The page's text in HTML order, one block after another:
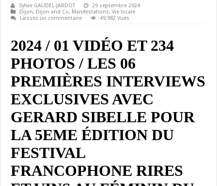
Sylvie GAUDEL-JARDOT
29 septembre 2024
Dijon, Dijon and Co, Manifestations,Vie locale
Laissez un commentaire
49,982 Vues
2024 / 01 VIDÉO ET 234
PHOTOS / LES 06
PREMIÈRES INTERVIEWS
EXCLUSIVES AVEC
GERARD SIBELLE POUR
LA 5EME ÉDITION DU
FESTIVAL
FRANCOPHONE RIRES